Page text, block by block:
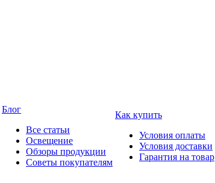
Блог
Все статьи
Освещение
Обзоры продукции
Советы покупателям
Как купить
Условия оплаты
Условия доставки
Гарантия на товар